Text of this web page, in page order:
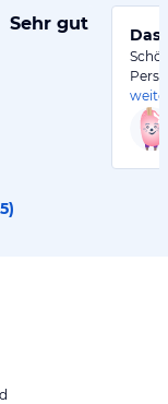
Sehr gut
Das
)